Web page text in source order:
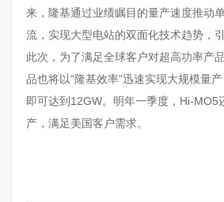
来，隆基通过业绩瞩目的量产速度推动
流，实现大型电站的双面化技术趋势，
此次，为了满足全球客户对超高功率产
品也将以“隆基效率”迅速实现大规模量
即可达到12GW。明年一季度，Hi-MO5
产，满足美国客户需求。